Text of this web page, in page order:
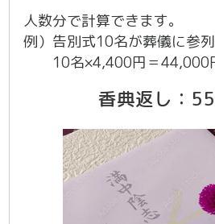
人数分で計算できます。
例）告別式10名が葬儀に参
10名×4,400円＝44,000
香典返し：